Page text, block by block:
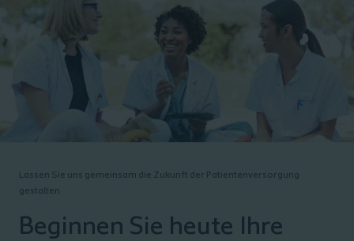
Lassen Sie uns gemeinsam die Zukunft der Patientenversorgung
gestalten​
Beginnen Sie heute Ihre